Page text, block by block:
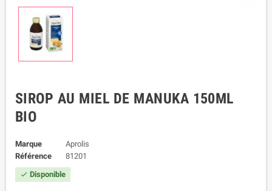
SIROP AU MIEL DE MANUKA 150ML
BIO
Marque
Aprolis
Référence
81201
 Disponible